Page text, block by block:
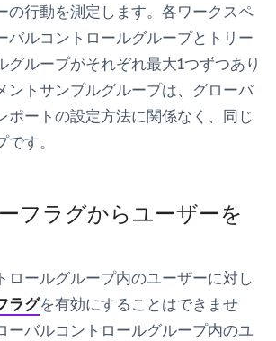
の行動を測定します。各ワークスペ
バルコントロールグループとトリー
グループがそれぞれ最大1つずつあり
ントサンプルグループは、グローバ
ポートの設定方法に関係なく、同じ
す。
フラグからユーザーを
ロールグループ内のユーザーに対し
ラグを有効にすることはできませ
ーバルコントロールグループ内のユ